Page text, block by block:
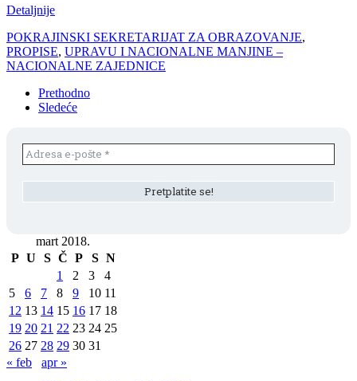
Detaljnije
POKRAJINSKI SEKRETARIJAT ZA OBRAZOVANJE,
PROPISE, UPRAVU I NACIONALNE MANJINE –
NACIONALNE ZAJEDNICE
Prethodno
Sledeće
mart 2018.
P U S Č P S N
1
2 3
4
5
6 7 8 9 10 11
12 13 14 15 16 17 18
19 20 21 22 23 24 25
26 27 28 29 30 31
« feb
apr »